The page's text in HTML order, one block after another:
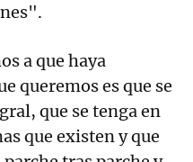
a que haya
queremos es que se
que se tenga en
que existen y que